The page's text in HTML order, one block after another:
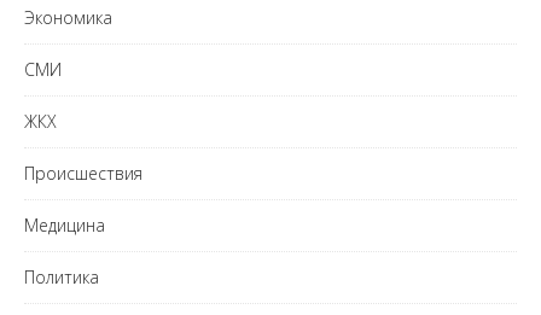
Экономика
СМИ
ЖКХ
Происшествия
Медицина
Политика